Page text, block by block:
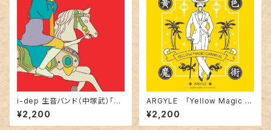
i-dep 生音バンド（中塚武）「メ
リーゴーランド」7inch
¥2,200
ARGYLE 「Yellow Magic C
arnival / Down Town(Toshi
¥2,200